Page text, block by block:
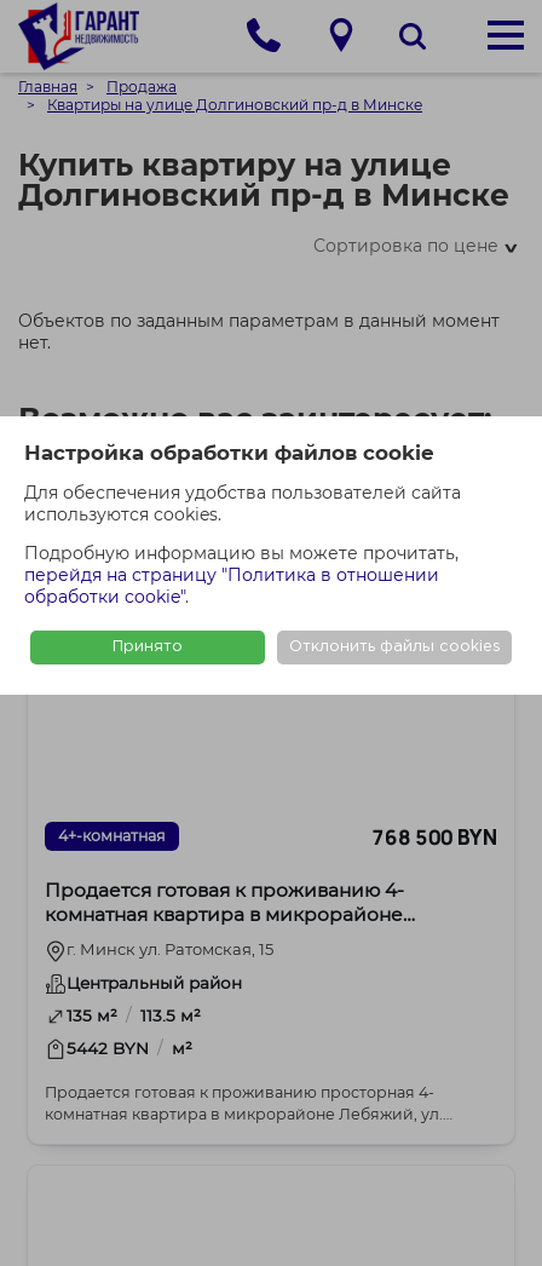
Настройка обработки файлов cookie
Для обеспечения удобства пользователей сайта
используются cookies.
Подробную информацию вы можете прочитать,
перейдя на страницу "Политика в отношении
обработки cookie".
Принято Отклонить файлы cookies
Главная
Продажа
Квартиры на улице Долгиновский пр-д в Минске
Купить квартиру на улице
Долгиновский пр-д в Минске
Сортировка по цене>
Объектов по заданным параметрам в данный момент
нет.
Возможно вас заинтересует:
4+-комнатная 768 500 BYN
Продается готовая к проживанию 4-
комнатная квартира в микрорайоне
Лебяжий, ул. Ратомская, 15
г. Минск ул. Ратомская, 15
Центральный район
135 м² / 113.5 м²
5442 BYN / м²
Продается готовая к проживанию просторная 4-
комнатная квартира в микрорайоне Лебяжий, ул.